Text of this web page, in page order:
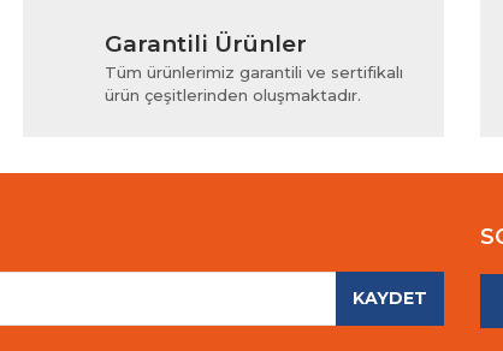
Yorum Yaz
Garantili Ürünler
Tüm ürünlerimiz garantili ve sertifikalı
ürün çeşitlerinden oluşmaktadır.
KAYDET